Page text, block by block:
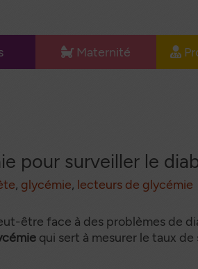
Maternité
Les couches
Happy
pour surveiller le
, glycémie, lecteurs de glycémie
être face à des problèmes de
qui sert à mesurer le taux